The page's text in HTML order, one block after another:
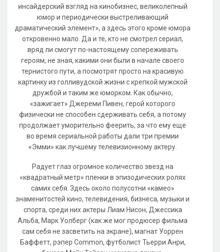
инсайдерский взгляд на кинобизнес, великолепный
юмор и периодически выстреливающий
драматический элемент», а здесь этого кроме юмора
откровенно мало. Да и те, кто не смотрел сериал,
вряд ли смогут по-настоящему сопереживать
героям, не зная, какими они были в начале своего
тернистого пути, а посмотрят просто на красивую
картинку из голливудской жизни с крепкой мужской
дружбой и таким же юморком. Как обычно,
«зажигает» Джереми Пивен, герой которого
физически не способен сдерживать себя, а потому
продолжает уморительно феерить, за что ему еще
во время сериальной работы дали три премии
«Эмми» как лучшему телевизионному актеру.
Радует глаз огромное количество звезд на
«квадратный метр» пленки в эпизодических ролях
самих себя. Здесь около полусотни «камео»
знаменитостей кино, телевидения, бизнеса, музыки и
спорта, среди них актеры Лиам Нисон, Джессика
Альба, Марк Уолберг (как же мог продюсер фильма
сам себя не засветить на экране), магнат Уоррен
Баффетт, рэпер Common, футболист Тьерри Анри,